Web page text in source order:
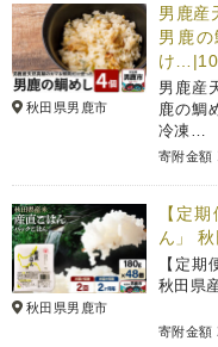
秋田県男鹿市
男鹿産
男鹿
け
男鹿産
鹿の鯛
冷凍…
寄附金額
秋田県男鹿市
【定
ん」
【定
秋田県
寄附金額